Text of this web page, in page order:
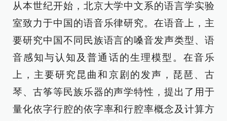
从本世纪开始，北京大学中文系的语言学实验
室致力于中国的语音乐律研究。在语音上，主
要研究中国不同民族语言的嗓音发声类型、语
音感知与认知及普通话的生理模型。在音乐
上，主要研究昆曲和京剧的发声，琵琶、古
琴、古筝等民族乐器的声学特性，提出了用于
量化依字行腔的依字率和行腔率概念及计算方